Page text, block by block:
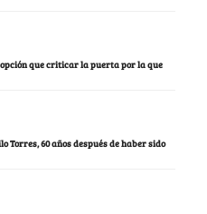
que criticar la puerta por la que
Torres, 60 años después de haber sido